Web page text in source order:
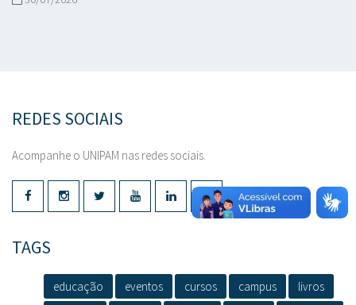
REDES SOCIAIS
Acompanhe o UNIPAM nas redes sociais.
TAGS
educação eventos cursos campus
livros